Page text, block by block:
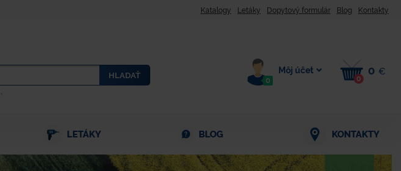
Katalogy Letáky Dopytový formulár Blog Kontakty
HLADAŤ
,
0
Môj účet
0
0 €
LETÁKY BLOG KONTAKTY